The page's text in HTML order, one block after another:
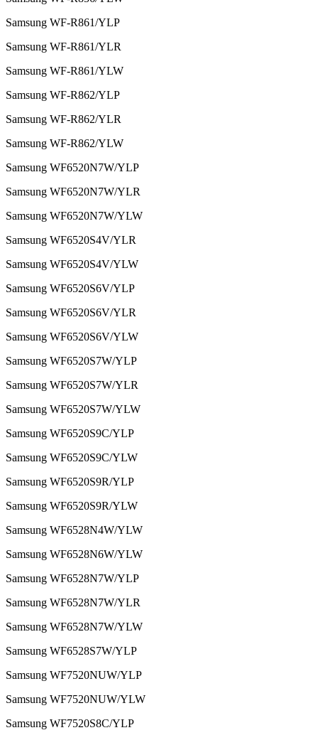
Samsung WF-R861/YLP
Samsung WF-R861/YLR
Samsung WF-R861/YLW
Samsung WF-R862/YLP
Samsung WF-R862/YLR
Samsung WF-R862/YLW
Samsung WF6520N7W/YLP
Samsung WF6520N7W/YLR
Samsung WF6520N7W/YLW
Samsung WF6520S4V/YLR
Samsung WF6520S4V/YLW
Samsung WF6520S6V/YLP
Samsung WF6520S6V/YLR
Samsung WF6520S6V/YLW
Samsung WF6520S7W/YLP
Samsung WF6520S7W/YLR
Samsung WF6520S7W/YLW
Samsung WF6520S9C/YLP
Samsung WF6520S9C/YLW
Samsung WF6520S9R/YLP
Samsung WF6520S9R/YLW
Samsung WF6528N4W/YLW
Samsung WF6528N6W/YLW
Samsung WF6528N7W/YLP
Samsung WF6528N7W/YLR
Samsung WF6528N7W/YLW
Samsung WF6528S7W/YLP
Samsung WF7520NUW/YLP
Samsung WF7520NUW/YLW
Samsung WF7520S8C/YLP